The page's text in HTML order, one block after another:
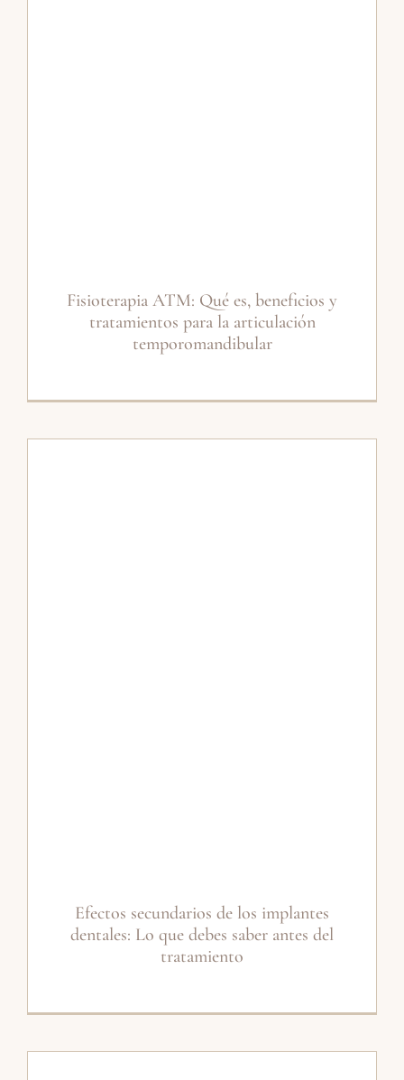
Fisioterapia ATM: Qué es, beneficios y
tratamientos para la articulación
temporomandibular
Efectos secundarios de los implantes
dentales: Lo que debes saber antes del
tratamiento